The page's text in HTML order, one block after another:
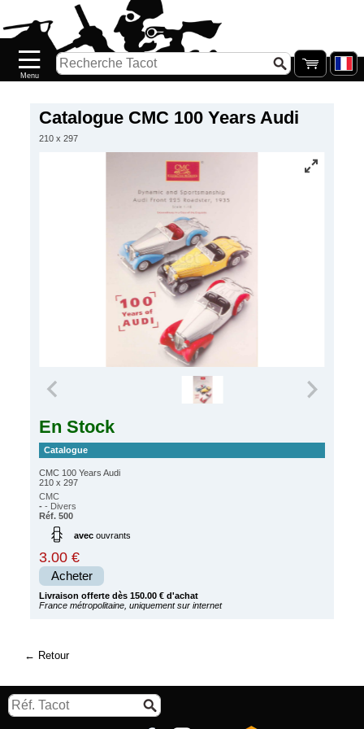
Catalogue CMC 100 Years Audi
210 x 297
En Stock
Catalogue
CMC 100 Years Audi
210 x 297
CMC
- - Divers
Réf. 500
avecouvrants
3.00 €
Acheter
Livraison offerte dès 150.00 € d'achat
France métropolitaine, uniquement sur internet
Retour
Nouveautés
Catalogue/Stock